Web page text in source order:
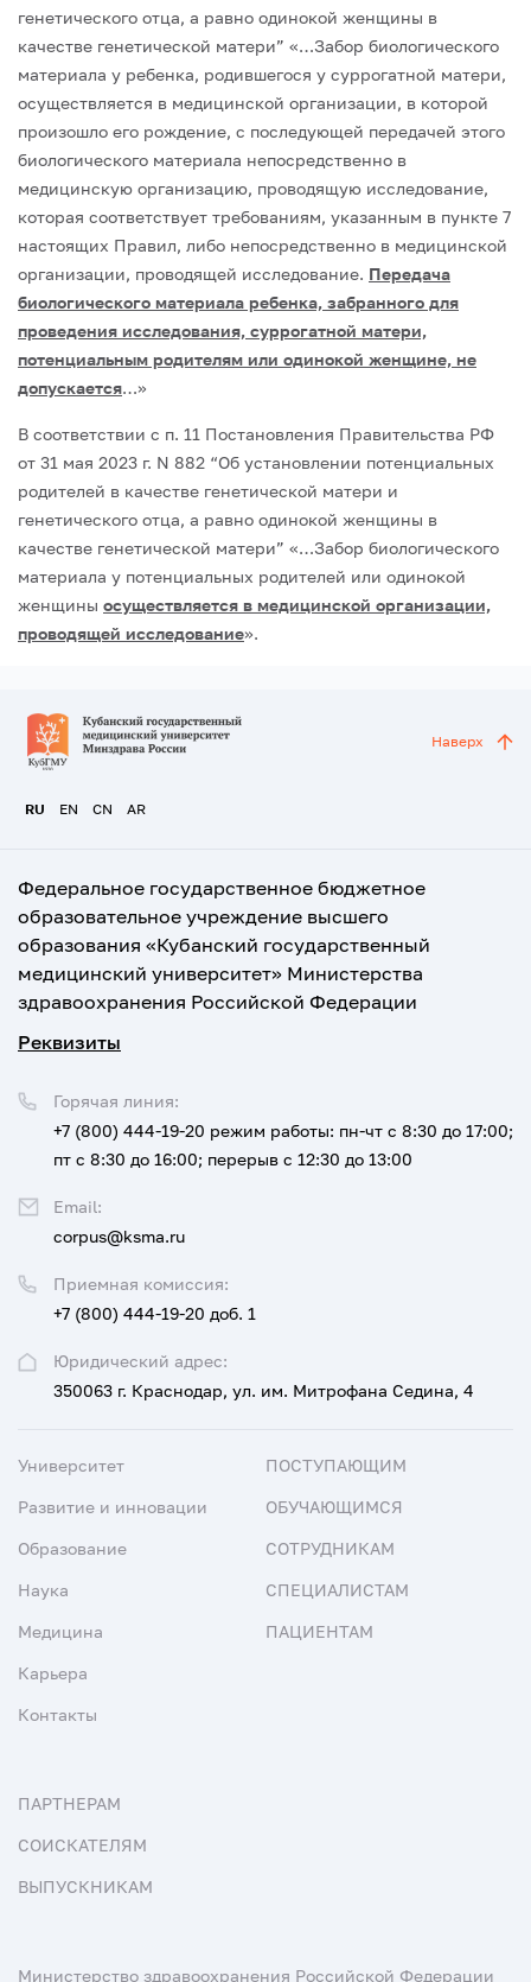
генетического отца, а равно одинокой женщины в
качестве генетической матери” «…Забор биологического
материала у ребенка, родившегося у суррогатной матери,
осуществляется в медицинской организации, в которой
произошло его рождение, с последующей передачей этого
биологического материала непосредственно в
медицинскую организацию, проводящую исследование,
которая соответствует требованиям, указанным в пункте 7
настоящих Правил, либо непосредственно в медицинской
организации, проводящей исследование. Передача
биологического материала ребенка, забранного для
проведения исследования, суррогатной матери,
потенциальным родителям или одинокой женщине, не
допускается…»
В соответствии с п. 11 Постановления Правительства РФ
от 31 мая 2023 г. N 882 “Об установлении потенциальных
родителей в качестве генетической матери и
генетического отца, а равно одинокой женщины в
качестве генетической матери” «…Забор биологического
материала у потенциальных родителей или одинокой
женщины осуществляется в медицинской организации,
проводящей исследование».
RU EN CN AR
Наверх
Федеральное государственное бюджетное
образовательное учреждение высшего
образования «Кубанский государственный
медицинский университет» Министерства
здравоохранения Российской Федерации
Реквизиты
Юридический адрес:
350063 г. Краснодар, ул. им. Митрофана Седина, 4
Приемная комиссия:
+7 (800) 444-19-20 доб. 1
Горячая линия:
+7 (800) 444-19-20 режим работы: пн-чт с 8:30 до 17:00;
пт с 8:30 до 16:00; перерыв с 12:30 до 13:00
Email:
corpus@ksma.ru
Университет
Развитие и инновации
Образование
Наука
Медицина
Карьера
Контакты
ПОСТУПАЮЩИМ
ОБУЧАЮЩИМСЯ
СОТРУДНИКАМ
СПЕЦИАЛИСТАМ
ПАЦИЕНТАМ
ПАРТНЕРАМ
СОИСКАТЕЛЯМ
ВЫПУСКНИКАМ
Министерство здравоохранения Российской Федерации